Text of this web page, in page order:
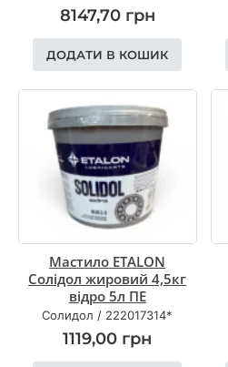
8147,70 грн
ДОДАТИ В КОШИК
Мастило ETALON
Солідол жировий 4,5кг
відро 5л ПЕ
Солидол / 222017314*
1119,00 грн